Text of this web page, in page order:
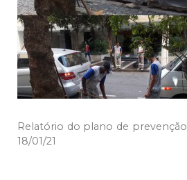
Relatório do plano de
18/01/21